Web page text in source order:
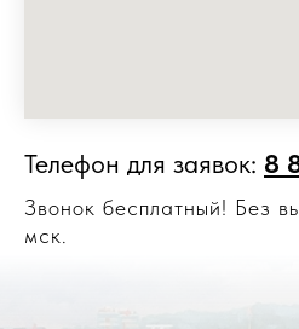
Телефон для заявок: 8
Звонок бесплатный! Без
мск.